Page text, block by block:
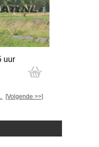
uur
[Volgende >>]